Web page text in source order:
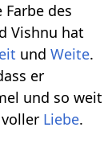
des
Vishnu hat
undWeite.
er
und so weit
Liebe.